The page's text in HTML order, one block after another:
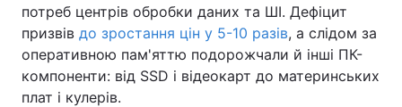
потреб центрів обробки даних та ШІ. Дефіцит
призвів до зростання цін у 5-10 разів, а слідом за
оперативною пам'яттю подорожчали й інші ПК-
компоненти: від SSD і відеокарт до материнських
плат і кулерів.